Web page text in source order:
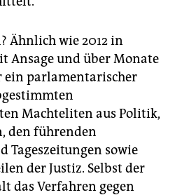
Ähnlich wie 2012 in
Ansage und über Monate
ein parlamentarischer
Machteliten aus Politik,
den führenden
Tageszeitungen sowie
der Justiz. Selbst der
das Verfahren gegen